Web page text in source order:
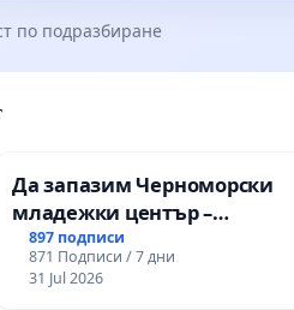
по подразбиране
Да запазим Черноморски
младежки център –
пространство за младите на
Варна
897 подписи
871 Подписи / 7 дни
31 Jul 2026